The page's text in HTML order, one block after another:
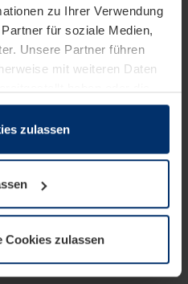
zu Ihrer Verwendung
für soziale Medien,
Unsere Partner führen
mit weiteren Daten
der Dienste gesammelt
Seite unbedingt
Cookie-Typen benötigen
können Sie jederzeit
Website ändern oder
zulassen
Cookies zulassen